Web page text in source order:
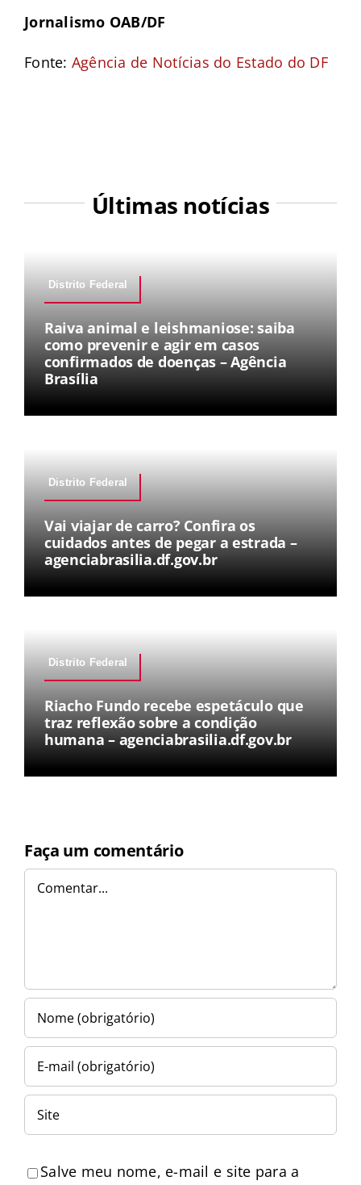
Jornalismo OAB/DF
Fonte: Agência de Notícias do Estado do DF
Últimas notícias
Distrito Federal
Raiva animal e leishmaniose: saiba
como prevenir e agir em casos
confirmados de doenças – Agência
Brasília
Distrito Federal
Vai viajar de carro? Confira os
cuidados antes de pegar a estrada –
agenciabrasilia.df.gov.br
Distrito Federal
Riacho Fundo recebe espetáculo que
traz reflexão sobre a condição
humana – agenciabrasilia.df.gov.br
Faça um comentário
Comentar
Salve meu nome, e-mail e site para a